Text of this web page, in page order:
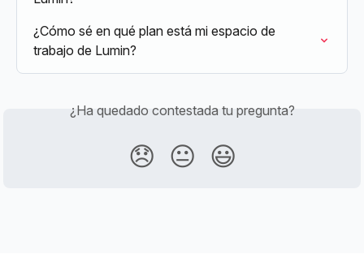
¿Cómo sé en qué plan está mi espacio de
trabajo de Lumin?
¿Ha quedado contestada tu pregunta?
😞 😐 😃